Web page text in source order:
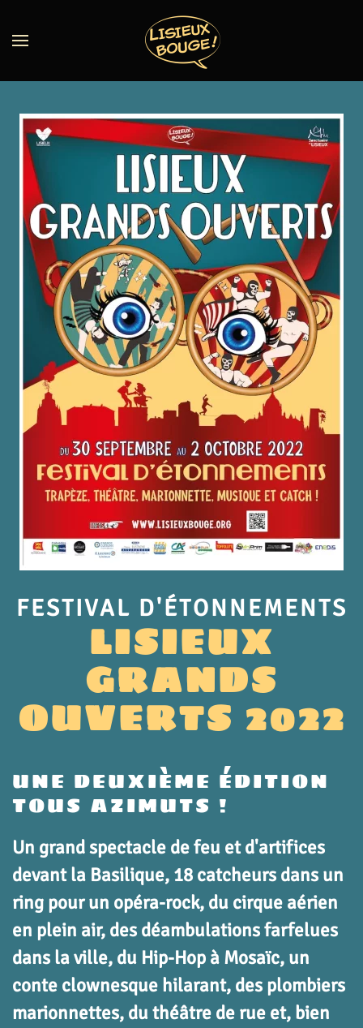
FESTIVAL D'ÉTONNEMENTS
LISIEUX
GRANDS
OUVERTS 2022
UNE DEUXIÈME ÉDITION
TOUS AZIMUTS !
Un grand spectacle de feu et d'artifices
devant la Basilique, 18 catcheurs dans un
ring pour un opéra-rock, du cirque aérien
en plein air, des déambulations farfelues
dans la ville, du Hip-Hop à Mosaïc, un
conte clownesque hilarant, des plombiers
marionnettes, du théâtre de rue et, bien